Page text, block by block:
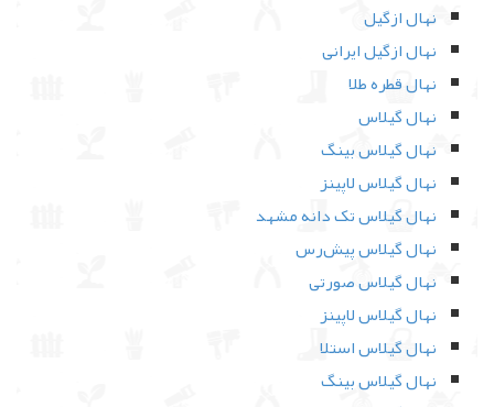
نهال ازگیل
نهال ازگیل ایرانی
نهال قطره طلا
نهال گیلاس
نهال گیلاس بینگ
نهال گیلاس لاپینز
نهال گیلاس تک دانه مشهد
نهال گیلاس پیش‌رس
نهال گیلاس صورتی
نهال گیلاس لاپینز
نهال گیلاس استلا
نهال گیلاس بینگ